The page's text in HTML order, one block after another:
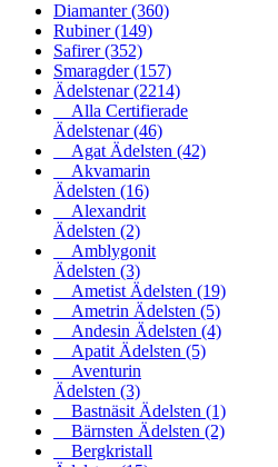
Diamanter(360)
Rubiner(149)
Safirer(352)
Smaragder(157)
Ädelstenar(2214)
Alla Certifierade
Ädelstenar(46)
Agat Ädelsten (42)
Akvamarin
Ädelsten (16)
Alexandrit
Ädelsten (2)
Amblygonit
Ädelsten (3)
Ametist Ädelsten (19)
Ametrin Ädelsten (5)
Andesin Ädelsten (4)
Apatit Ädelsten (5)
Aventurin
Ädelsten (3)
Bastnäsit Ädelsten (1)
Bärnsten Ädelsten (2)
Bergkristall